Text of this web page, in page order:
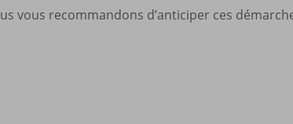
vous recommandons d’anticiper ces